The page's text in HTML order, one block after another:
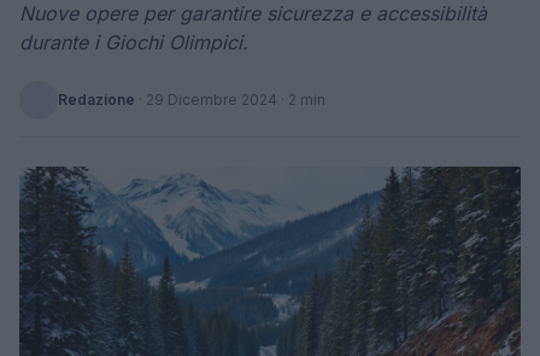
Nuove opere per garantire sicurezza e accessibilità
durante i Giochi Olimpici.
Redazione · 29 Dicembre 2024 · 2 min